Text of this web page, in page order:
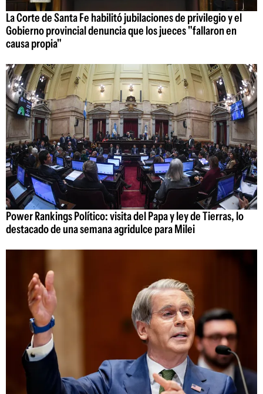
La Corte de Santa Fe habilitó jubilaciones de privilegio y el
Gobierno provincial denuncia que los jueces "fallaron en
causa propia"
Power Rankings Político: visita del Papa y ley de Tierras, lo
destacado de una semana agridulce para Milei